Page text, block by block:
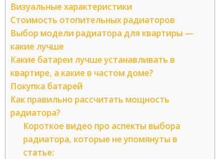
Визуальные характеристики
Стоимость отопительных радиаторов
Выбор модели радиатора для квартиры —
какие лучше
Какие батареи лучше устанавливать в
квартире, а какие в частом доме?
Покупка батарей
Как правильно рассчитать мощность
радиатора?
Короткое видео про аспекты выбора
радиатора, которые не упомянуты в
статье: